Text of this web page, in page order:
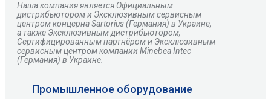
Наша компания является Официальным
дистрибьютором и Эксклюзивным сервисным
центромконцернаSartorius(Германия) в Украине,
а также Эксклюзивным дистрибьютором,
Сертифицированным партнёром и Эксклюзивным
сервисным центром компании Minebea Intec
(Германия) в Украине.
Промышленное оборудование